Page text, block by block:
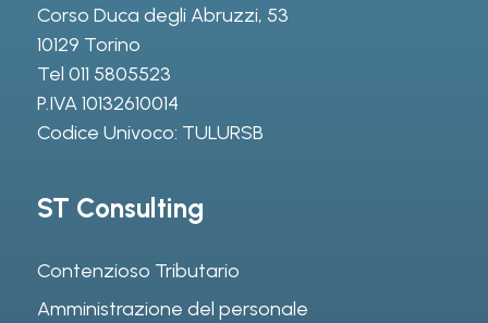
Corso Duca degli Abruzzi, 53
10129 Torino
Tel 011 5805523
P.IVA 10132610014
Codice Univoco: TULURSB
ST Consulting
Contenzioso Tributario
Amministrazione del personale